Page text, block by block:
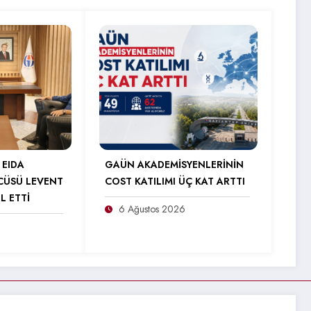
LEVENT
ETTİ
GAÜN AKADEMİSYENLERİNİN
COST KATILIMI ÜÇ KAT ARTTI
6 Ağustos 2026